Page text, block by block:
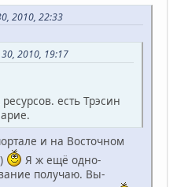
2010, 22:33
2010, 19:17
есть Трэсин
и на Восточном
Я ж ещё одно-
получаю. Вы-